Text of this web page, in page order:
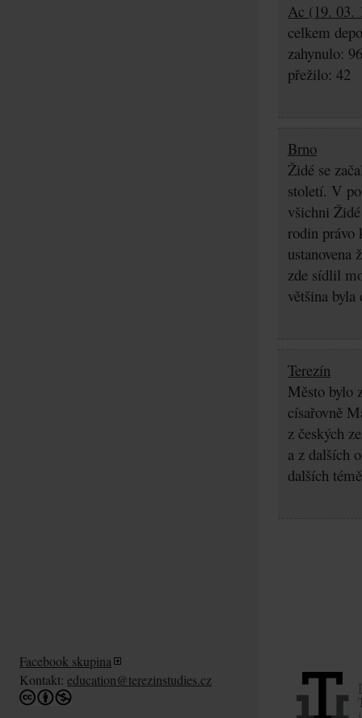
Ac (19. 03.
celkem
zahynulo:
přežilo: 42
Brno
Židé se
století. V
všichni
rodin právo
ustanovena
zde sídlil
většina
Terezín
Město bylo
císařovně
z českých
a z dalších
dalších
Facebook skupina
Kontakt: education@terezinstudies.cz